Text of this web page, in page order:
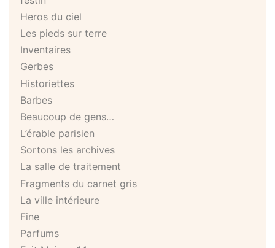
Heros du ciel
Les pieds sur terre
Inventaires
Gerbes
Historiettes
Barbes
Beaucoup de gens…
L’érable parisien
Sortons les archives
La salle de traitement
Fragments du carnet gris
La ville intérieure
Fine
Parfums